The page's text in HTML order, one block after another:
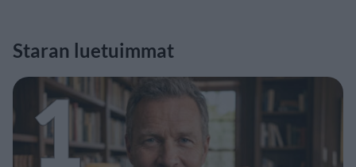
Staran luetuimmat
1